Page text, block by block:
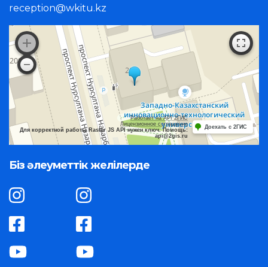
reception@wkitu.kz
Работает на API 2ГИС
Лицензионное соглашение
Для корректной работы Raster JS API нужен ключ. Помощь:
api@2gis.ru
Доехать с 2ГИС
Біз әлеуметтік желілерде